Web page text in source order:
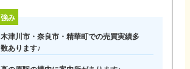
強み
木津川市・奈良市・精華町での売買実績多
数あります♪